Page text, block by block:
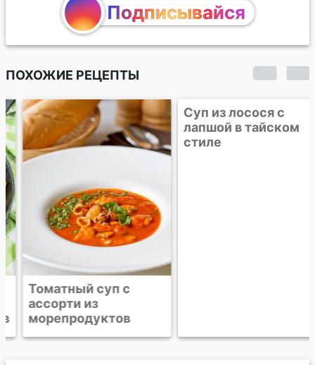
Подписывайся
ПОХОЖИЕ РЕЦЕПТЫ
Томатный суп с
ассорти из
морепродуктов